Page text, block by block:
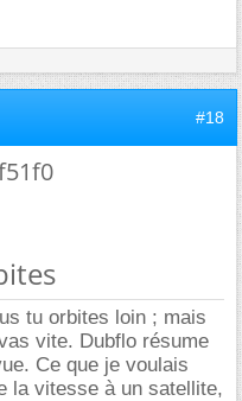
#18
tu orbites loin ; mais
vite. Dubflo résume
Ce que je voulais
la vitesse à un satellite,